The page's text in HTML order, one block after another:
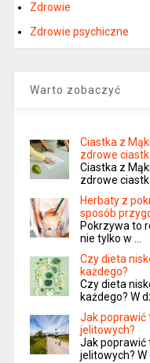
Zdrowie
Zdrowie psychiczne
Warto zobaczyć
Ciastka z
zdrowe
Ciastka z
zdrowe
Herbaty z
sposób
Pokrzywa to
nie tylko w …
Czy dieta
każdego?
Czy dieta
każdego? W
Jak poprawić
jelitowych?
Jak poprawić
jelitowych? W